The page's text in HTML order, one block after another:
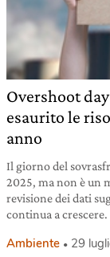
Overshoot
esaurito le
anno
Il giorno del
2025, ma non è un
revisione dei dati
continua a crescere.
Ambiente 29